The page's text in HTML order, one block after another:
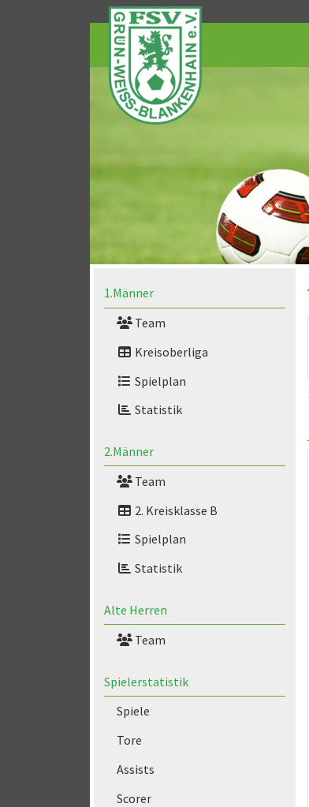
1.Männer
Team
Kreisoberliga
Spielplan
Statistik
2.Männer
Team
2. Kreisklasse B
Spielplan
Statistik
Alte Herren
Team
Spielerstatistik
Spiele
Tore
Assists
Scorer